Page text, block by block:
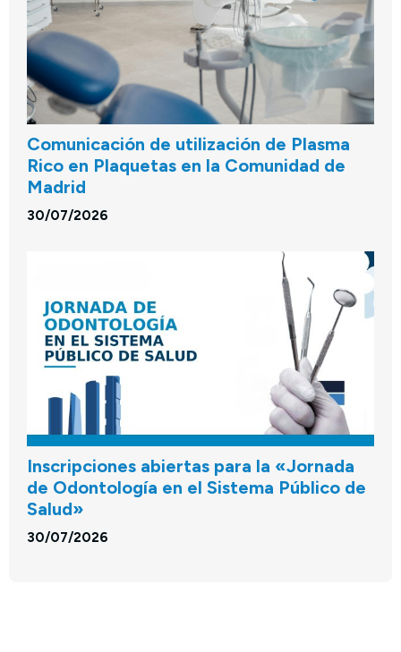
Comunicación de utilización de Plasma
Rico en Plaquetas en la Comunidad de
Madrid
30/07/2026
Inscripciones abiertas para la «Jornada
de Odontología en el Sistema Público de
Salud»
30/07/2026